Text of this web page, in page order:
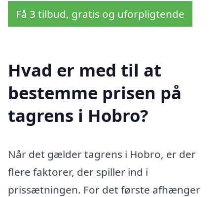
Få 3 tilbud, gratis og uforpligtende
Hvad er med til at
bestemme prisen på
tagrens i Hobro?
Når det gælder tagrens i Hobro, er der
flere faktorer, der spiller ind i
prissætningen. For det første afhænger